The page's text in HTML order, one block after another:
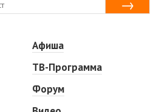
Афиша
ТВ-Программа
Форум